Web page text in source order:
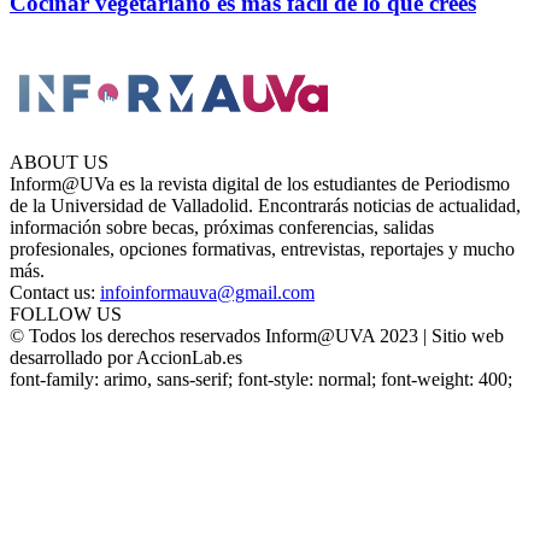
ABOUT US
Inform@UVa es la revista digital de los estudiantes de Periodismo
de la Universidad de Valladolid. Encontrarás noticias de actualidad,
información sobre becas, próximas conferencias, salidas
profesionales, opciones formativas, entrevistas, reportajes y mucho
más.
Contact us: infoinformauva@gmail.com
FOLLOW US
© Todos los derechos reservados Inform@UVA 2023 | Sitio web
desarrollado por AccionLab.es
font-family: arimo, sans-serif; font-style: normal; font-weight: 400;